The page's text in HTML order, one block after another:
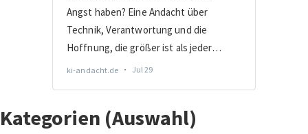
Kategorien (Auswahl)